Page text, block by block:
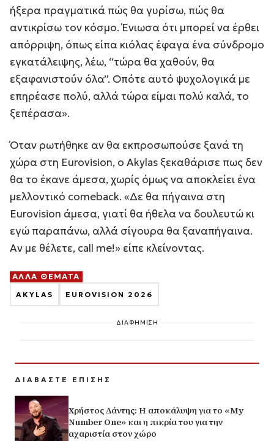
ήξερα πραγματικά πώς θα γυρίσω, πώς θα
αντικρίσω τον κόσμο. Ένιωσα ότι μπορεί να έρθει
απόρριψη, όπως είπα κιόλας έφαγα ένα σύνδρομο
εγκατάλειψης, λέω, “τώρα θα χαθούν, θα
εξαφανιστούν όλα”. Οπότε αυτό ψυχολογικά με
επηρέασε πολύ, αλλά τώρα είμαι πολύ καλά, το
ξεπέρασα».
Όταν ρωτήθηκε αν θα εκπροσωπούσε ξανά τη
χώρα στη Eurovision, ο Akylas ξεκαθάρισε πως δεν
θα το έκανε άμεσα, χωρίς όμως να αποκλείει ένα
μελλοντικό comeback. «Δε θα πήγαινα στη
Eurovision άμεσα, γιατί θα ήθελα να δουλευτώ κι
εγώ παραπάνω, αλλά σίγουρα θα ξαναπήγαινα.
Αν με θέλετε, call me!» είπε κλείνοντας.
ΑΛΛΑ ΘΕΜΑΤΑ
AKYLAS EUROVISION 2026
ΔΙΑΦΗΜΙΣΗ
ΔΙΑΒΑΣΤΕ ΕΠΙΣΗΣ
Χρήστος Δάντης: Η αποκάλυψη για το «My
Number One» και η πικρία του για την
αχαριστία στον χώρο